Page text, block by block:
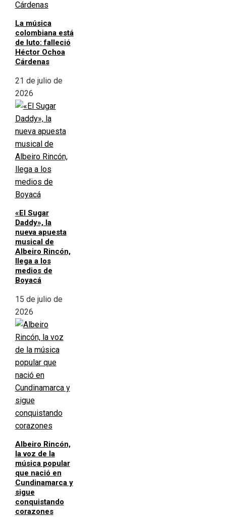
La música
colombiana está
de luto: falleció
Héctor Ochoa
Cárdenas
21 de julio de
2026
«El Sugar
Daddy», la
nueva apuesta
musical de
Albeiro Rincón,
llega a los
medios de
Boyacá
15 de julio de
2026
Albeiro Rincón,
la voz de la
música popular
que nació en
Cundinamarca y
sigue
conquistando
corazones